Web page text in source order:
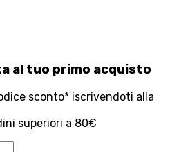
al tuo primo acquisto
sconto* iscrivendoti alla
superiori a 80€